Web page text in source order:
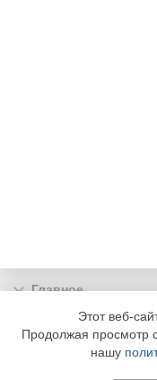
Главное
Подписка
Информация
Этот веб-
Продолжая просмотр
нашу